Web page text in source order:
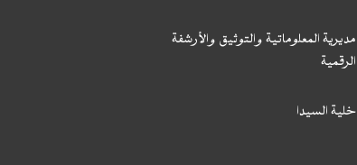
مديرية المعلوماتية والتوثيق والأرشفة
الرقمية
خلية السيدا